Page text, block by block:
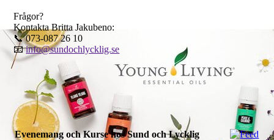
Frågor?
Kontakta Britta Jakubeno:
📞 073-087 26 10
📧info@sundochlycklig.se
Evenemang och Kurse hos Sund och Lycklig